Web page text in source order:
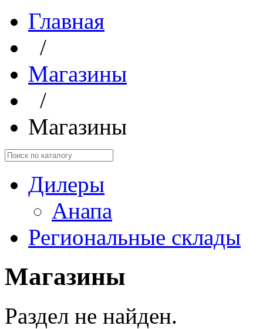
Главная
/
Магазины
/
Магазины
Дилеры
Анапа
Региональные склады
Магазины
Раздел не найден.